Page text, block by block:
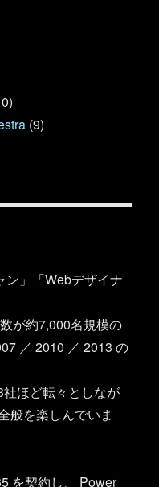
(9)
ン」「Webデザイナ
が約7,000名規模の
／ 2010 ／ 2013 の
ほど転々としなが
般を楽しんでいま
を契約し、 Power